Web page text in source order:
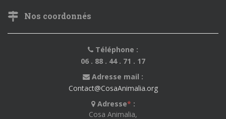
Nos coordonnés
Téléphone :
06 . 88 . 44 . 71 . 17
Adresse mail :
Contact@CosaAnimalia.org
Adresse* :
Cosa Animalia,